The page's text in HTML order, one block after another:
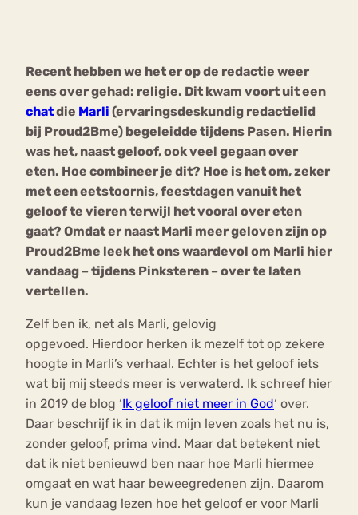
Recent hebben we het er op de redactie weer
eens over gehad: religie. Dit kwam voort uit een
chatdie Marli (ervaringsdeskundig redactielid
bij Proud2Bme) begeleidde tijdens Pasen. Hierin
was het, naast geloof, ook veel gegaan over
eten. Hoe combineer je dit? Hoe is het om, zeker
met een eetstoornis, feestdagen vanuit het
geloof te vieren terwijl het vooral over eten
gaat? Omdat er naast Marli meer geloven zijn op
Proud2Bme leek het ons waardevol om Marli hier
vandaag – tijdens Pinksteren – over te laten
vertellen.
Zelf ben ik, net als Marli, gelovig
opgevoed. Hierdoor herken ik mezelf tot op zekere
hoogte in Marli’s verhaal. Echter is het geloof iets
wat bij mij steeds meer is verwaterd. Ik schreef hier
in 2019 de blog ‘Ik geloof niet meer in God‘ over.
Daar beschrijf ik in dat ik mijn leven zoals het nu is,
zonder geloof, prima vind. Maar dat betekent niet
dat ik niet benieuwd ben naar hoe Marli hiermee
omgaat en wat haar beweegredenen zijn. Daarom
kun je vandaag lezen hoe het geloof er voor Marli
Forum
mia
Nerv
osa
Eetstoornis Anorexia Nervosa
Eetbuien Piekeren Sport
Trauma
Orthorexia
Afvallen Angst